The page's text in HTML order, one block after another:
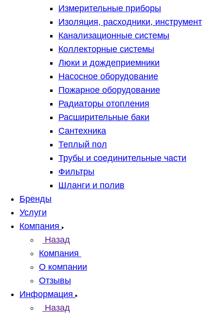
Измерительные приборы
Изоляция, расходники, инструмент
Канализационные системы
Коллекторные системы
Люки и дождеприемники
Насосное оборудование
Пожарное оборудование
Радиаторы отопления
Расширительные баки
Сантехника
Теплый пол
Трубы и соединительные части
Фильтры
Шланги и полив
Бренды
Услуги
Компания
Назад
Компания
О компании
Отзывы
Информация
Назад